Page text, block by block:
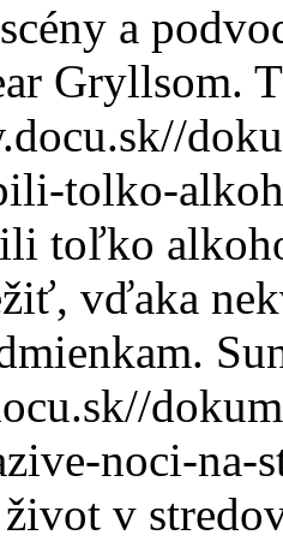
a
Gryllsom.
tolko-
toľko
vďaka
noci-na-
v